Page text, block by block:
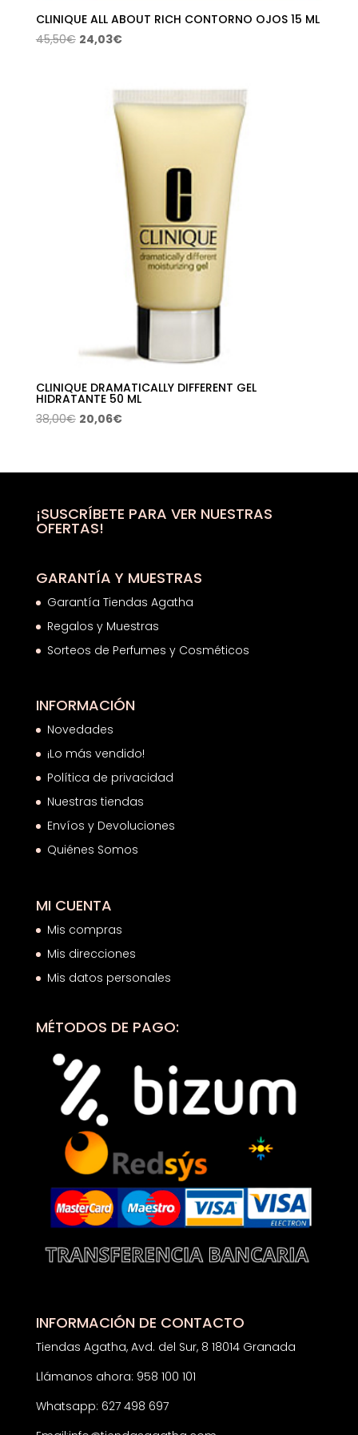
CLINIQUE ALL ABOUT RICH CONTORNO OJOS 15 ML
45,50€ El
45,50€.
24,03€El
es:
24,03€.
CLINIQUE DRAMATICALLY DIFFERENT GEL
HIDRATANTE 50 ML
38,00€ El
era:
20,06€El
es:
¡SUSCRÍBETE PARA VER NUESTRAS
OFERTAS!
GARANTÍA Y MUESTRAS
Garantía Tiendas Agatha
Regalos y Muestras
Sorteos de Perfumes y Cosméticos
INFORMACIÓN
Novedades
¡Lo más vendido!
Política de privacidad
Nuestras tiendas
Envíos y Devoluciones
Quiénes Somos
MI CUENTA
Mis compras
Mis direcciones
Mis datos personales
MÉTODOS DE PAGO:
INFORMACIÓN DE CONTACTO
Tiendas Agatha, Avd. del Sur, 8 18014 Granada
Llámanos ahora: 958 100 101
Whatsapp: 627 498 697